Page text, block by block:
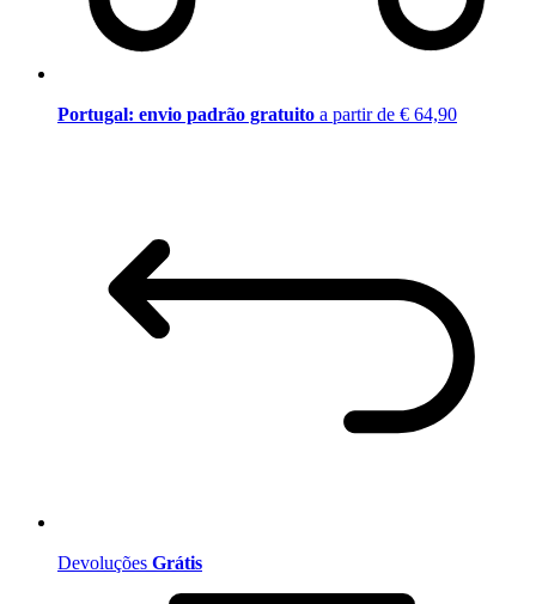
Portugal: envio padrão gratuito a partir de € 64,90
Devoluções Grátis